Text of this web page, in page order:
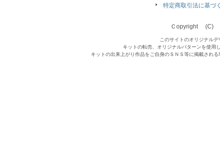
特定商取引法に基づ
Ｃopyright (C)
このサイトのオリジナル
キットの転売、オリジナルパターンを使用
キットの出来上がり作品をご自身のＳＮＳ等に掲載され